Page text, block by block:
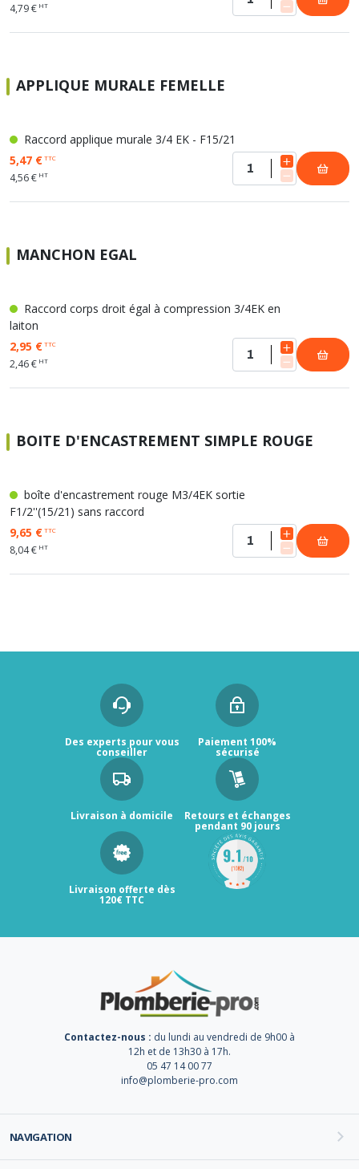
4,79 € HT
APPLIQUE MURALE FEMELLE
Raccord applique murale 3/4 EK - F15/21
5,47 €TTC
4,56 € HT
MANCHON EGAL
Raccord corps droit égal à compression 3/4EK en
laiton
2,95 €TTC
2,46 € HT
BOITE D'ENCASTREMENT SIMPLE ROUGE
boîte d'encastrement rouge M3/4EK sortie
F1/2''(15/21) sans raccord
9,65 €TTC
8,04 € HT
Des experts pour vous
conseiller
Paiement 100%
sécurisé
Livraison à domicile Retours et échanges
pendant 90 jours
Livraison offerte dès
120€ TTC
Contactez-nous : du lundi au vendredi de 9h00 à
12h et de 13h30 à 17h.
05 47 14 00 77
info@plomberie-pro.com
NAVIGATION